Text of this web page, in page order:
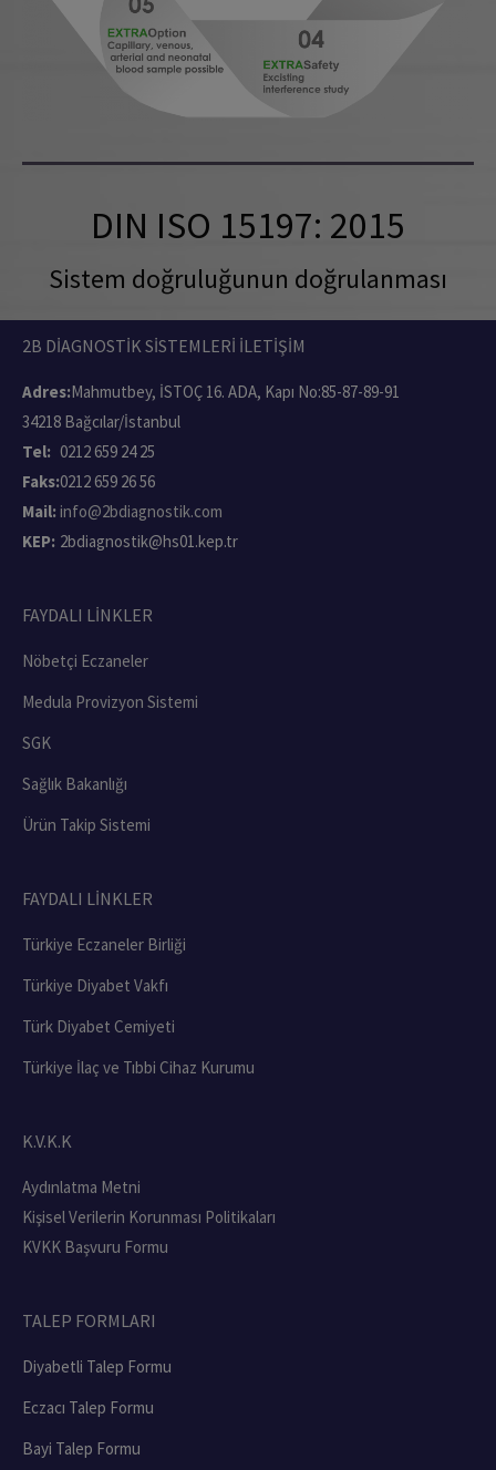
DIN ISO 15197: 2015
Sistem doğruluğunun doğrulanması
2B DİAGNOSTİK SİSTEMLERİ İLETİŞİM
Adres:Mahmutbey, İSTOÇ 16. ADA, Kapı No:85-87-89-91
34218 Bağcılar/İstanbul
Tel: 0212 659 24 25
Faks:0212 659 26 56
Mail: info@2bdiagnostik.com
KEP: 2bdiagnostik@hs01.kep.tr
FAYDALI LİNKLER
Nöbetçi Eczaneler
Medula Provizyon Sistemi
SGK
Sağlık Bakanlığı
Ürün Takip Sistemi
FAYDALI LİNKLER
Türkiye Eczaneler Birliği
Türkiye Diyabet Vakfı
Türk Diyabet Cemiyeti
Türkiye İlaç ve Tıbbi Cihaz Kurumu
K.V.K.K
Aydınlatma Metni
Kişisel Verilerin Korunması Politikaları
KVKK Başvuru Formu
TALEP FORMLARI
Diyabetli Talep Formu
Eczacı Talep Formu
Bayi Talep Formu